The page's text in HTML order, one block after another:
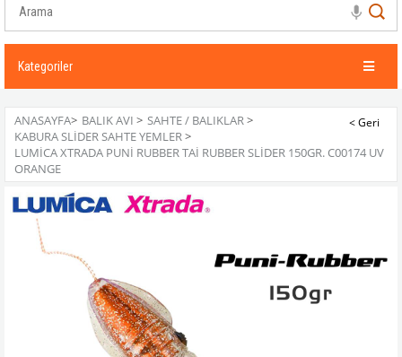
Kategoriler
ANASAYFA> BALIK AVI > SAHTE / BALIKLAR>
KABURA SLIDER SAHTE YEMLER>
LUMICA XTRADA PUNI RUBBER TAI RUBBER SLIDER 150GR. C00174 UV
ORANGE